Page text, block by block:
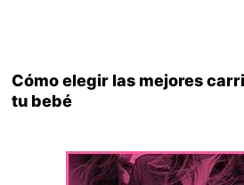
Cómo elegir las mejores
tu bebé